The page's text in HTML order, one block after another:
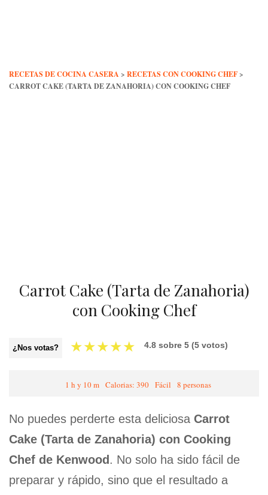
RECETAS DE COCINA CASERA > RECETAS CON COOKING CHEF>
CARROT CAKE (TARTA DE ZANAHORIA) CON COOKING CHEF
Carrot Cake (Tarta de Zanahoria)
con Cooking Chef
¿Nos votas? ★★★★★ 4.8 sobre 5 (5 votos)
1 h y 10 m Calorias: 390 Fácil 8 personas
No puedes perderte esta deliciosa Carrot
Cake (Tarta de Zanahoria) con Cooking
Chef de Kenwood . No solo ha sido fácil de
preparar y rápido, sino que el resultado a